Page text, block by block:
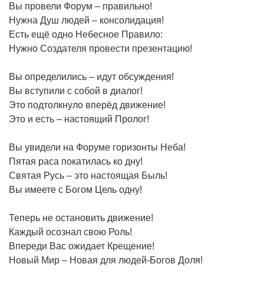
Вы провели Форум – правильно!
Нужна Душ людей – консолидация!
Есть ещё одно Небесное Правило:
Нужно Создателя провести презентацию!
Вы определились – идут обсуждения!
Вы вступили с собой в диалог!
Это подтолкнуло вперёд движение!
Это и есть – настоящий Пролог!
Вы увидели на Форуме горизонты Неба!
Пятая раса покатилась ко дну!
Святая Русь – это настоящая Быль!
Вы имеете с Богом Цель одну!
Теперь не остановить движение!
Каждый осознал свою Роль!
Впереди Вас ожидает Крещение!
Новый Мир – Новая для людей-Богов Доля!